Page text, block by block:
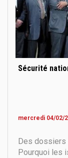
Sécurité
mercredi 04/02/
Des dossiers
Pourquoi les